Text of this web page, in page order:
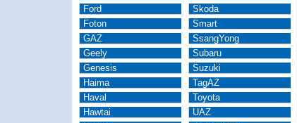
Ford
Foton
GAZ
Geely
Genesis
Haima
Haval
Hawtai
Skoda
Smart
SsangYong
Subaru
Suzuki
TagAZ
Toyota
UAZ